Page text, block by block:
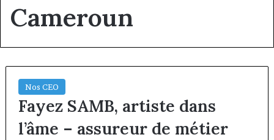
Cameroun
Nos CEO
Fayez SAMB, artiste dans
l’âme – assureur de métier